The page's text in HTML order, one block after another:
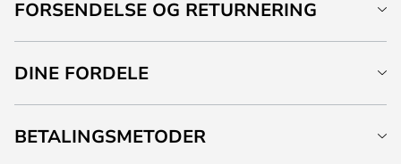
FORSENDELSE OG RETURNERING
DINE FORDELE
BETALINGSMETODER